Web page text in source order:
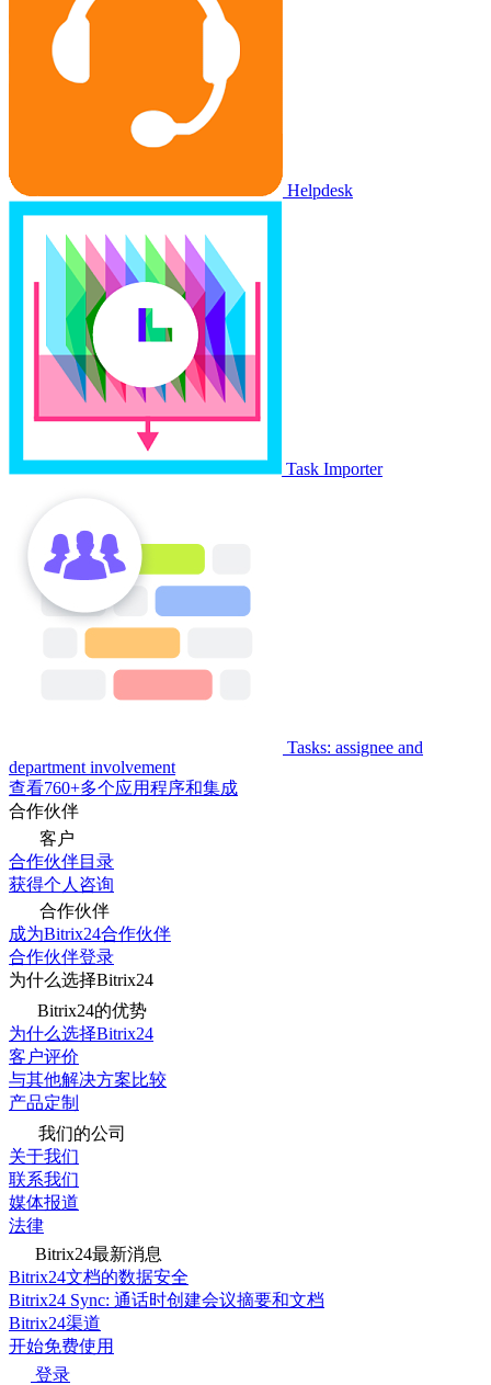
Helpdesk
Task Importer
Tasks: assignee and
department involvement
查看760+多个应用程序和集成
合作伙伴
客户
合作伙伴目录
获得个人咨询
合作伙伴
成为Bitrix24合作伙伴
合作伙伴登录
为什么选择Bitrix24
Bitrix24的优势
为什么选择Bitrix24
客户评价
与其他解决方案比较
产品定制
我们的公司
关于我们
联系我们
媒体报道
法律
Bitrix24最新消息
Bitrix24文档的数据安全
Bitrix24 Sync: 通话时创建会议摘要和文档
Bitrix24渠道
开始免费使用
登录